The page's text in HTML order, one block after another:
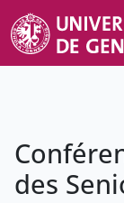
des